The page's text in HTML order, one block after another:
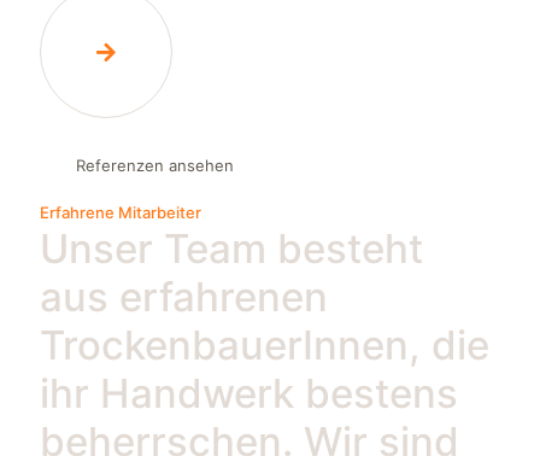
Referenzen ansehen
Erfahrene Mitarbeiter
Unser Team besteht
aus erfahrenen
TrockenbauerInnen, die
ihr Handwerk bestens
beherrschen. Wir sind